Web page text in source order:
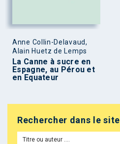
Anne Collin-Delavaud,
Alain Huetz de Lemps
La Canne à sucre en
Espagne, au Pérou et
en Equateur
Rechercher dans le site